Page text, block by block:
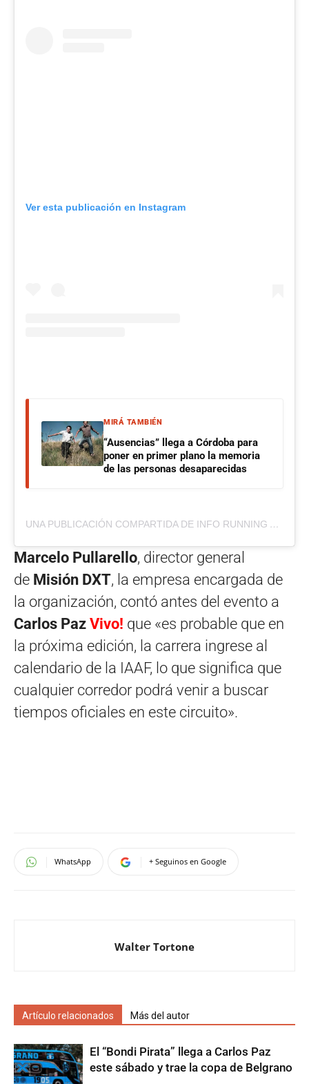
Ver esta publicación en Instagram
MIRÁ TAMBIÉN
“Ausencias” llega a Córdoba para
poner en primer plano la memoria
de las personas desaparecidas
UNA PUBLICACIÓN COMPARTIDA DE INFO RUNNING ARG (@INFORUNNING.ARG)
Marcelo Pullarello, director general
de Misión DXT, la empresa encargada de
la organización, contó antes del evento a
Carlos Paz Vivo! que «es probable que en
la próxima edición, la carrera ingrese al
calendario de la IAAF, lo que significa que
cualquier corredor podrá venir a buscar
tiempos oficiales en este circuito».
WhatsApp + Seguinos en Google
Walter Tortone
Artículo relacionados Más del autor
El “Bondi Pirata” llega a Carlos Paz
este sábado y trae la copa de Belgrano